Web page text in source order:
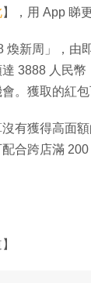
:
3
1
%
】，用 App 睇
煥新周」，由
3888 人民
。獲取的紅
有獲得高面
合跨店滿